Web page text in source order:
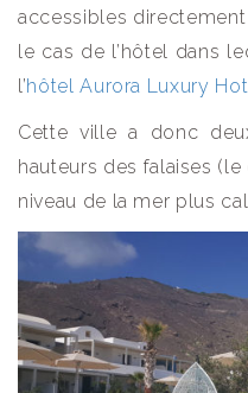
accessibles directement
le cas de l’hôtel dans
l’hôtel Aurora Luxury
Cette ville a donc
hauteurs des falaises (le
niveau de la mer plus